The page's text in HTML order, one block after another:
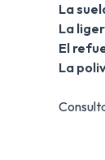
La
La
El
La